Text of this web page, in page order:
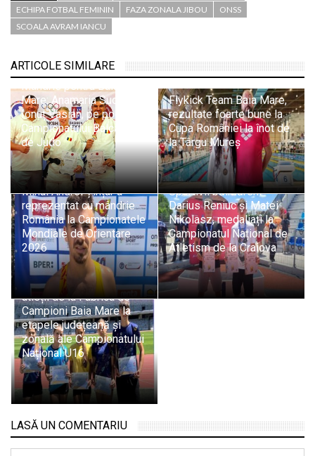
ECHIPA FOTBAL FEMININ
FAZA ZONALA JIBOU
ONSS
SCOALA AVRAM IANCU
ARTICOLE SIMILARE
Mândrie pentru Baia
Mare: Anamaria Suciu și
Ionuț Vasian, pe podiumul
Campionatului Balcanic
de Judo
Flykick Team Baia Mare,
rezultate foarte bune la
Cupa României la înot de
la Târgu Mureș
Mihai Andrei Țînțar a
reprezentat cu mândrie
România la Campionatele
Mondiale de Orientare
2026
Sportivii băimăreni
Darius Reniuc și Matei
Nikolasz, medaliați la
Campionatul Național de
Atletism de la Craiova
Succes răsunător pentru
atleții de la Fabrica de
Campioni Baia Mare la
etapele județeană și
zonală ale Campionatului
Național U16
LASĂ UN COMENTARIU